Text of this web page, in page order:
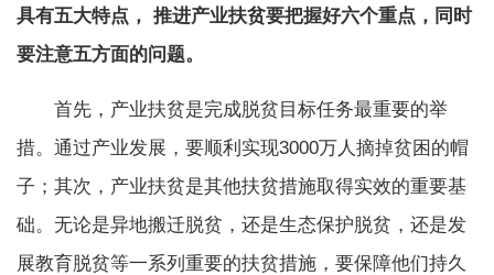
具有五大特点， 推进产业扶贫要把握好六个重点，同时
要注意五方面的问题。
首先，产业扶贫是完成脱贫目标任务最重要的举
措。通过产业发展，要顺利实现3000万人摘掉贫困的帽
子；其次，产业扶贫是其他扶贫措施取得实效的重要基
础。无论是异地搬迁脱贫，还是生态保护脱贫，还是发
展教育脱贫等一系列重要的扶贫措施，要保障他们持久